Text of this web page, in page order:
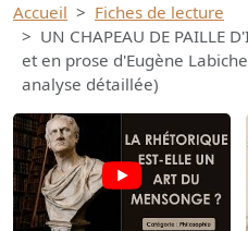
Accueil
Fiches de lecture
UN CHAPEAU DE PAILLE
et en prose d'Eugène
analyse détaillée)